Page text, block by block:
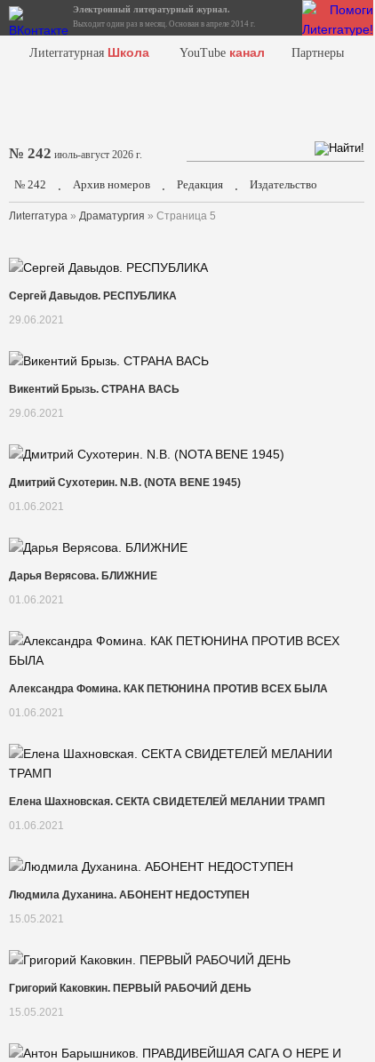
Электронный литературный журнал.
Выходит один раз в месяц. Основан в апреле 2014 г.
Лиterraтурная Школа YouTube канал Партнеры
№ 242 июль-август 2026 г.
№ 242 . Архив номеров . Редакция . Издательство
Лиterraтура » Драматургия » Страница 5
Сергей Давыдов. РЕСПУБЛИКА
29.06.2021
Викентий Брызь. СТРАНА ВАСЬ
29.06.2021
Дмитрий Сухотерин. N.B. (NOTA BENE 1945)
01.06.2021
Дарья Верясова. БЛИЖНИЕ
01.06.2021
Александра Фомина. КАК ПЕТЮНИНА ПРОТИВ ВСЕХ БЫЛА
01.06.2021
Елена Шахновская. СЕКТА СВИДЕТЕЛЕЙ МЕЛАНИИ ТРАМП
01.06.2021
Людмила Духанина. АБОНЕНТ НЕДОСТУПЕН
15.05.2021
Григорий Каковкин. ПЕРВЫЙ РАБОЧИЙ ДЕНЬ
15.05.2021